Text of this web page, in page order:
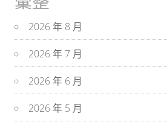
2026 年 8 月
2026 年 7 月
2026 年 6 月
2026 年 5 月